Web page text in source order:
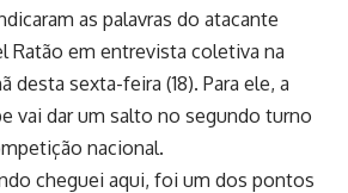
as palavras do atacante
Ratão em entrevista coletiva na
desta sexta-feira (18). Para ele, a
vai dar um salto no segundo turno
nacional.
cheguei aqui, foi um dos pontos